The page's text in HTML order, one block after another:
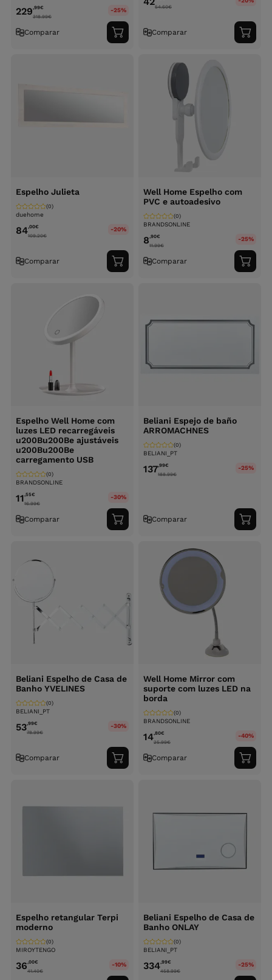
229,99€
318.99€
-25%
Comparar
Adicionar
ao
54.60€
Comparar
ao
Espelho Julieta
duehome
(0)
84,00€
109.20€
-20%
Comparar
Adicionar
ao
Well Home Espelho com
PVC e autoadesivo
BRANDSONLINE
(0)
8,90€
11.99€
-25%
Comparar
ao
Espelho Well Home com
luzes LED recarregáveis
u200Bu200Be ajustáveis
u200Bu200Be
carregamento USB
BRANDSONLINE
(0)
11,55€
16.99€
-30%
Comparar
Adicionar
ao
Beliani Espejo de baño
ARROMACHNES
BELIANI_PT
(0)
137,99€
188.99€
-25%
Comparar
ao
Beliani Espelho de Casa de
Banho YVELINES
BELIANI_PT
(0)
53,99€
78.99€
-30%
Comparar
Adicionar
ao
Well Home Mirror com
suporte com luzes LED na
borda
BRANDSONLINE
(0)
14,80€
25.99€
-40%
Comparar
ao
Espelho retangular Terpi
moderno
MIROYTENGO
(0)
36,00€
41.40€
-10%
Beliani Espelho de Casa de
Banho ONLAY
BELIANI_PT
(0)
334,99€
458.99€
-25%